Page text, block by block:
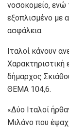
νοσοκομείο, ενώ
εξοπλισμένο με
ασφάλεια.
Ιταλοί κάνουν
Χαρακτηριστική
δήμαρχος
ΘΕΜΑ 104,6.
«Δύο Ιταλοί
Μιλάνο που